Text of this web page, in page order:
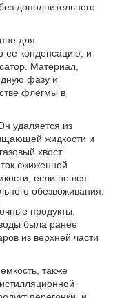
дополнительного
для
ее конденсацию, и
Материал,
фазу и
флегмы в
удаляется из
жидкости и
хвост
сжиженной
если не вся
обезвоживания.
продукты,
была ранее
из верхней части
также